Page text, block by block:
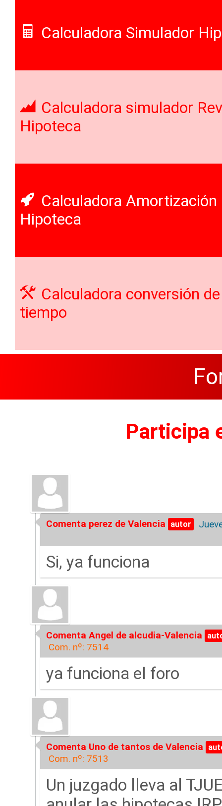
Calculadora Simulador
Calculadora simulador
Hipoteca
Calculadora Amortización
Hipoteca
Calculadora conversión
tiempo
Participa
Comenta perez de Valencia
Si, ya funciona
Comenta Angel de alcudia-Valencia
Com. nº: 7514
ya funciona el foro
Comenta Uno de tantos de Valencia
Com. nº: 7513
Un juzgado lleva al